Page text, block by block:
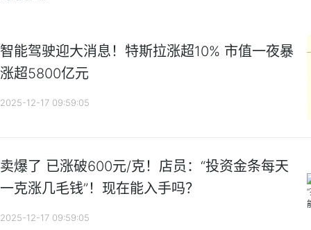
智能驾驶迎大消息！特斯拉涨超10% 市值一夜暴
涨超5800亿元
2025-12-17 09:59:05
卖爆了 已涨破600元/克！店员：“投资金条每天
一克涨几毛钱”！现在能入手吗？
2025-12-17 09:59:05